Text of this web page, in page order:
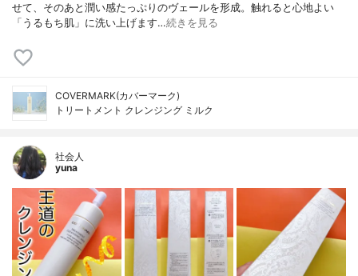
せて、そのあと潤い感たっぷりのヴェールを形成。触れると心地よい
「うるもち肌」に洗い上げます…続きを見る
COVERMARK(カバーマーク)
トリートメント クレンジング ミルク
社会人
yuna